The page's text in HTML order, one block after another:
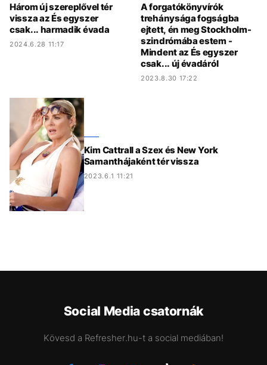
Három új szereplővel tér
vissza az És egyszer
csak... harmadik évada
2024.6.28 11:17
A forgatókönyvírók
trehánysága fogságba
ejtett, én meg Stockholm-
szindrómába estem -
Mindent az És egyszer
csak... új évadáról
2023.8.30 17:22
Kim Cattrall a Szex és New York
Samanthájaként tér vissza
2023.6.1 11:21
Social Media csatornák
Kövesd a Refresher.hu-t a social mediában!